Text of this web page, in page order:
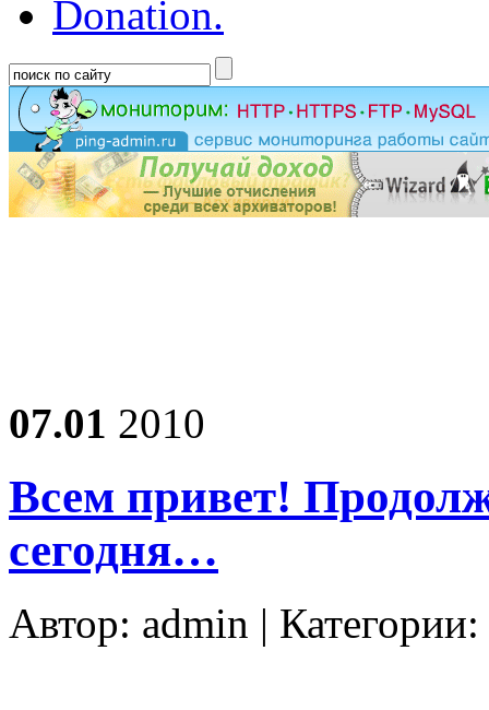
Donation.
07.01 2010
Всем привет!
сегодня…
Автор: admin | Категории: